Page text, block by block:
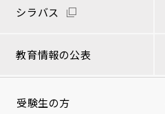
シラバス
教育情報の公表
受験生の方